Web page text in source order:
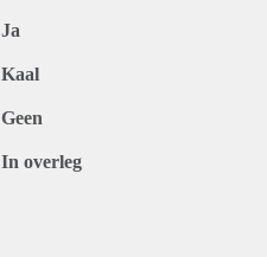
Ja
Kaal
Geen
In overleg